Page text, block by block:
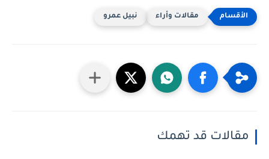
مقالات وأراء نبيل عمرو
مقالات قد تهمك